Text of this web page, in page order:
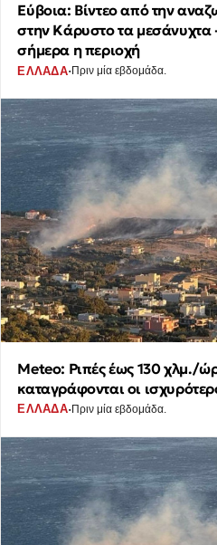
Εύβοια: Βίντεο από την
στην Κάρυστο τα μεσάνυχτα
σήμερα η περιοχή
ΕΛΛΑΔΑ· Πριν μία εβδομάδα.
Meteo: Ριπές έως 130 χλμ./
καταγράφονται οι
ΕΛΛΑΔΑ· Πριν μία εβδομάδα.